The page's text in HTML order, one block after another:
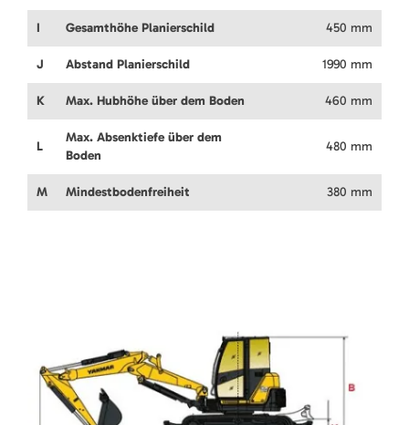
I Gesamthöhe Planierschild 450 mm
J Abstand Planierschild 1990 mm
K Max. Hubhöhe über dem Boden 460 mm
L
Max. Absenktiefe über dem
Boden
480 mm
M Mindestbodenfreiheit 380 mm